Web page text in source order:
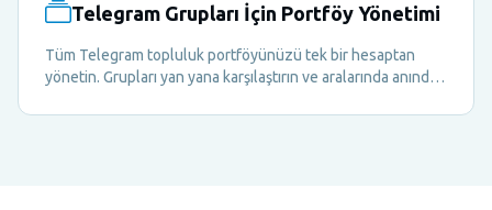
Telegram Grupları İçin Portföy Yönetimi
Tüm Telegram topluluk portföyünüzü tek bir hesaptan
yönetin. Grupları yan yana karşılaştırın ve aralarında anında